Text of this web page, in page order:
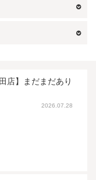
店】まだまだあり
2026.07.28